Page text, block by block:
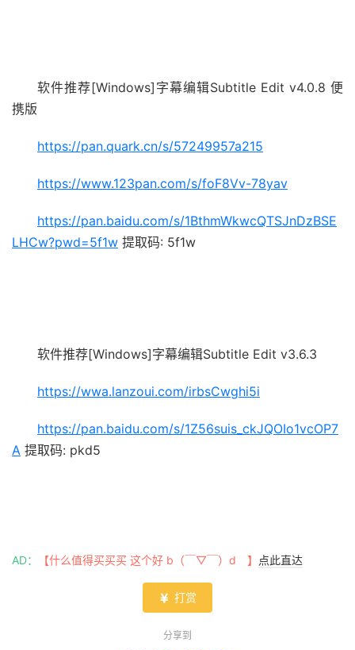
软件推荐[Windows]字幕编辑Subtitle Edit v4.0.8 便
携版
https://pan.quark.cn/s/57249957a215
https://www.123pan.com/s/foF8Vv-78yav
https://pan.baidu.com/s/1BthmWkwcQTSJnDzBSE
LHCw?pwd=5f1w 提取码: 5f1w
软件推荐[Windows]字幕编辑Subtitle Edit v3.6.3
https://wwa.lanzoui.com/irbsCwghi5i
https://pan.baidu.com/s/1Z56suis_ckJQOIo1vcOP7
A 提取码: pkd5
AD： 【什么值得买买买 这个好 b（￣▽￣）d 】 点此直达
 打赏
分享到